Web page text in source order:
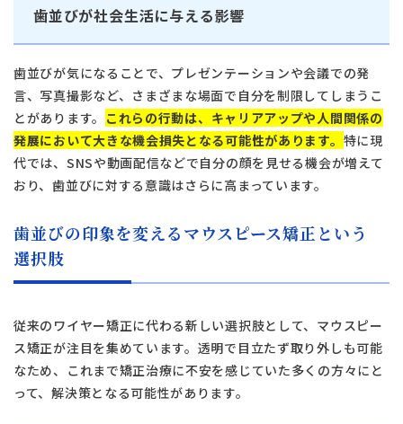
歯並びが社会生活に与える影響
歯並びが気になることで、プレゼンテーションや会議での発
言、写真撮影など、さまざまな場面で自分を制限してしまうこ
とがあります。 これらの行動は、キャリアアップや人間関係の
発展において大きな機会損失となる可能性があります。 特に現
代では、SNSや動画配信などで自分の顔を見せる機会が増えて
おり、歯並びに対する意識はさらに高まっています。
歯並びの印象を変えるマウスピース矯正という
選択肢
従来のワイヤー矯正に代わる新しい選択肢として、マウスピー
ス矯正が注目を集めています。透明で目立たず取り外しも可能
なため、これまで矯正治療に不安を感じていた多くの方々にと
って、解決策となる可能性があります。